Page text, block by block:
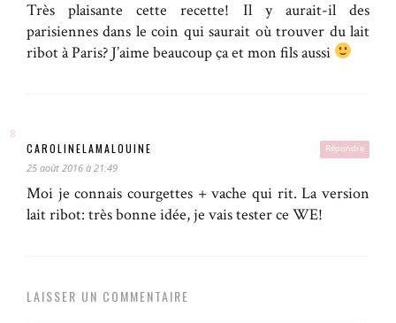
Très plaisante cette recette! Il y aurait-il des
parisiennes dans le coin qui saurait où trouver du lait
ribot à Paris? J’aime beaucoup ça et mon fils aussi
Répondre
CAROLINELAMALOUINE
25 août 2016 à 21:49
Moi je connais courgettes + vache qui rit. La version
lait ribot: très bonne idée, je vais tester ce WE!
LAISSER UN COMMENTAIRE